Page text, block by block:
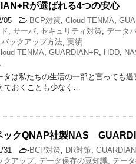
が選ばれる4つの安心
05 -BCP対策, Cloud TENMA,
, サーバ, セキュリティ対策, データ
バックアップ方法, 実績
TENMA, GUARDIAN+R, HDD,
タは私たちの生活の一部と言っても
ておくことも少なく…
ックQNAP社製NAS
31 -BCP対策, DR対策, GUARDIAN
クアップ, データ保存の豆知識, デー